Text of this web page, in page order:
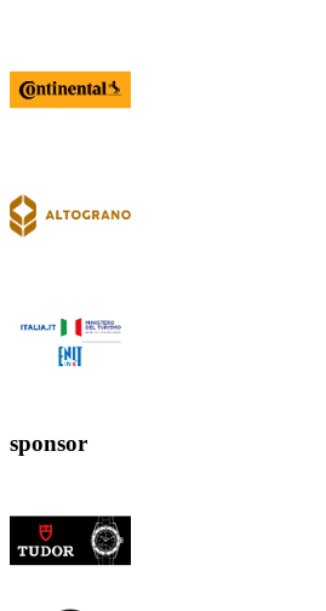
sponsor